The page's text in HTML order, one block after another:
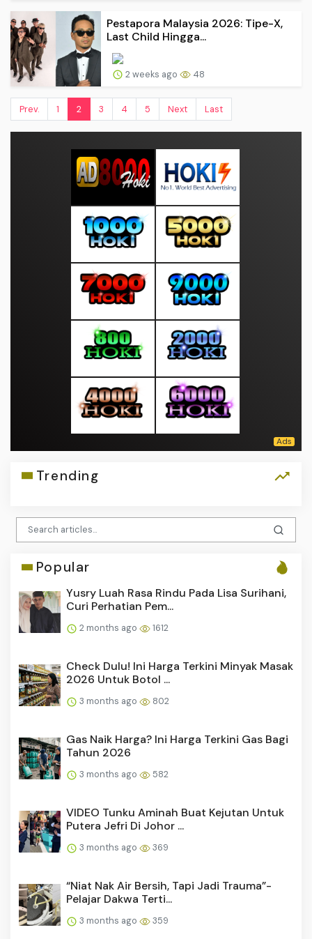
Pestapora Malaysia 2026: Tipe-X,
Last Child Hingga...
2 weeks ago 48
Prev. 1 2 3 4 5 Next Last
Trending
Popular
Yusry Luah Rasa Rindu Pada Lisa Surihani,
Curi Perhatian Pem...
2 months ago 1612
Check Dulu! Ini Harga Terkini Minyak Masak
2026 Untuk Botol ...
3 months ago 802
Gas Naik Harga? Ini Harga Terkini Gas Bagi
Tahun 2026
3 months ago 582
VIDEO Tunku Aminah Buat Kejutan Untuk
Putera Jefri Di Johor ...
3 months ago 369
“Niat Nak Air Bersih, Tapi Jadi Trauma”-
Pelajar Dakwa Terti...
3 months ago 359